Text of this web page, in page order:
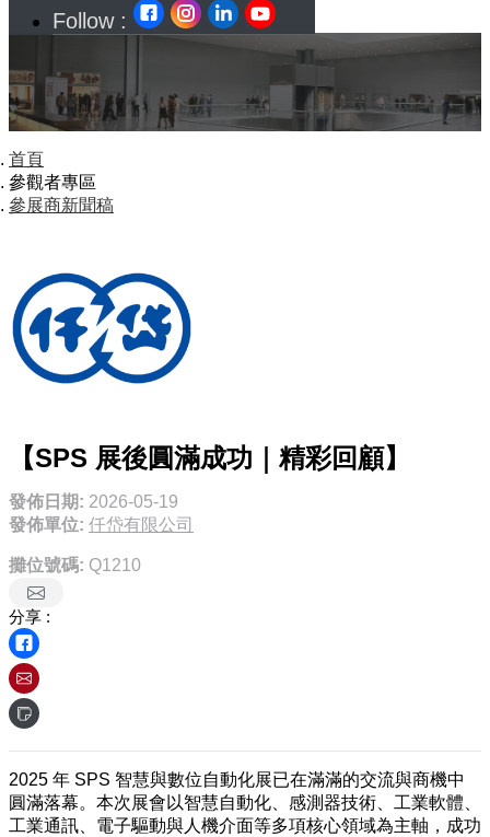
Follow :
首頁
參觀者專區
參展商新聞稿
【SPS 展後圓滿成功｜精彩回顧】
發佈日期: 2026-05-19
發佈單位: 仟岱有限公司
攤位號碼: Q1210
分享 :
2025 年 SPS 智慧與數位自動化展已在滿滿的交流與商機中
圓滿落幕。本次展會以智慧自動化、感測器技術、工業軟體、
工業通訊、電子驅動與人機介面等多項核心領域為主軸，成功